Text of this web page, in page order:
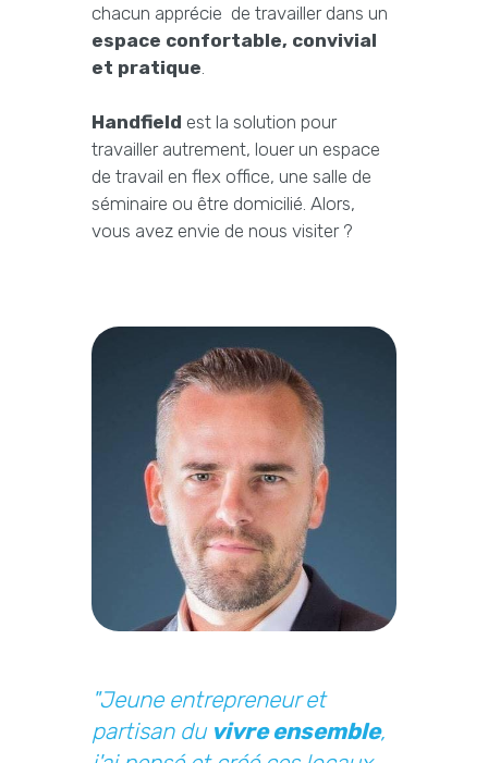
chacun apprécie de travailler dans un
espace confortable, convivial
et pratique
Handfield est la solution pour
travailler autrement, louer un espace
de travail en flex office, une salle de
séminaire ou être domicilié. Alors,
vous avez envie de nous visiter ?
"Jeune entrepreneur et
partisan du vivre ensemble,